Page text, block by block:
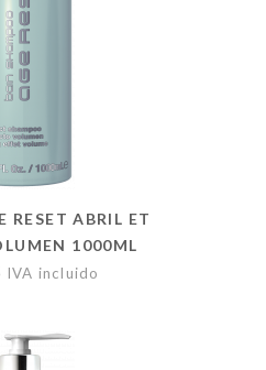
RESET ABRIL ET
1000ML
IVA incluido